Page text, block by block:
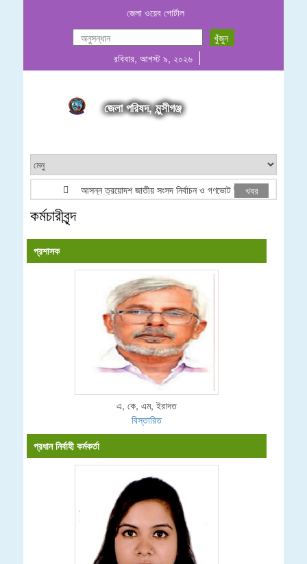
জেলা ওয়েব পোর্টাল
রবিবার, আগস্ট ৯, ২০২৬
জেলা পরিষদ, মুন্সীগঞ্জ
আসন্ন ত্রয়োদশ জাতীয় সংসদ নির্বাচন ও গণভোট উপলক্ষে লোগো ব্যবহার
খবর
কর্মচারীবৃন্দ
প্রশাসক
এ, কে, এম, ইরাদত
বিস্তারিত
প্রধান নির্বাহী কর্মকর্তা